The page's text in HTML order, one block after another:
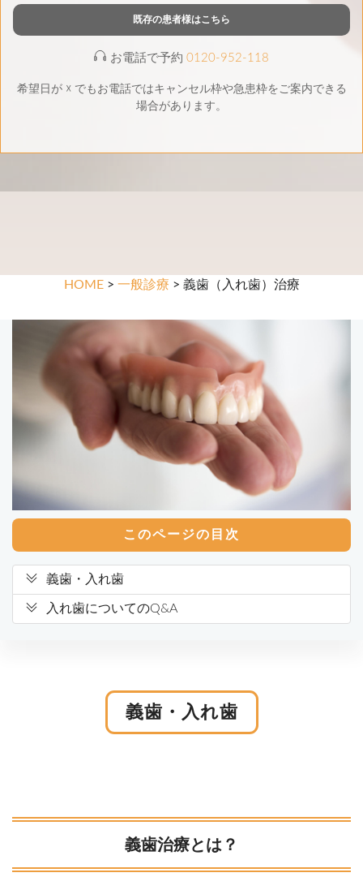
既存の患者様はこちら
お電話で予約 0120-952-118
希望日が ☓ でもお電話ではキャンセル枠や急患枠をご案内できる
場合があります。
HOME> 一般診療 > 義歯（入れ歯）治療
このページの目次
義歯・入れ歯
入れ歯についてのQ&A
義歯・入れ歯
義歯治療とは？